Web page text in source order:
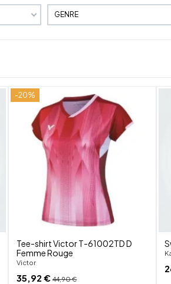
GENRE
-20%
Tee-shirt Victor T-61002TD D
Femme Rouge
Victor
35,92 €44,90 €